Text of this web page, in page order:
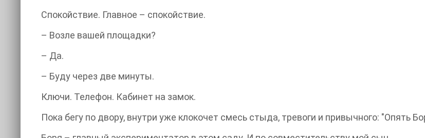
Спокойствие. Главное – спокойствие.
– Возле вашей площадки?
– Да.
– Буду через две минуты.
Ключи. Телефон. Кабинет на замок.
Пока бегу по двору, внутри уже клокочет смесь стыда, тревоги и привычного: "Опять